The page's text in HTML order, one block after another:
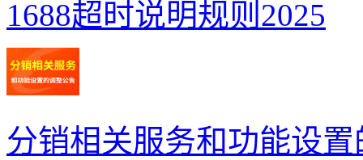
1688超时说明规则2025
分销相关服务和功能设